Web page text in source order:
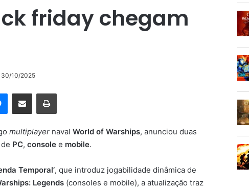
friday chegam
30/10/2025
Messenger
Compartilhar via e-mail Imprimir
multiplayer naval World of Warships, anunciou duas
PC, console e mobile.
Temporal’, que introduz jogabilidade dinâmica de
Legends (consoles e mobile), a atualização traz